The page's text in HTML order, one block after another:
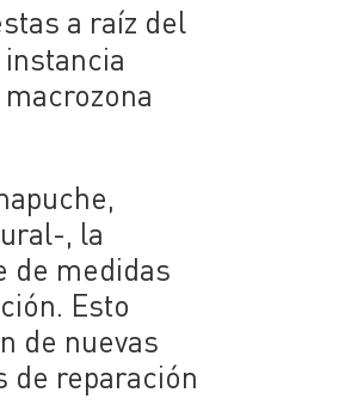
a raíz del
instancia
, la
de medidas
Esto
de nuevas
de reparación